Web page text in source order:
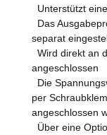
Unterstützt
Das
separat
Wird direkt an
angeschlossen
Die
per
angeschlossen
Über eine